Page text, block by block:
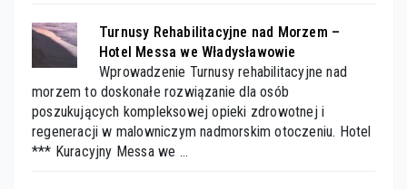
Turnusy Rehabilitacyjne nad Morzem –
Hotel Messa we Władysławowie
Wprowadzenie Turnusy rehabilitacyjne nad
morzem to doskonałe rozwiązanie dla osób
poszukujących kompleksowej opieki zdrowotnej i
regeneracji w malowniczym nadmorskim otoczeniu. Hotel
*** Kuracyjny Messa we …